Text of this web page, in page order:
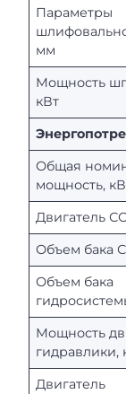
Параметры
мм
Мощность
кВт
Общая
мощность,
Двигатель
Объем бака
Объем бака
Мощность
гидравлики,
Двигатель